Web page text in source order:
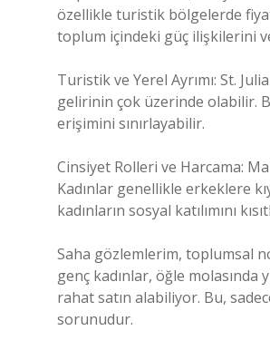
özellikle turistik bölgelerde
toplum içindeki güç ilişkilerini
Turistik ve Yerel Ayrımı: St.
gelirinin çok üzerinde olabilir.
erişimini sınırlayabilir.
Cinsiyet Rolleri ve Harcama:
Kadınlar genellikle erkeklere
kadınların sosyal katılımını
Saha gözlemlerim, toplumsal
genç kadınlar, öğle
rahat satın alabiliyor. Bu,
sorunudur.